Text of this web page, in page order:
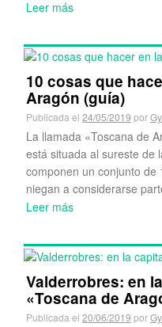
Leer más
10 cosas que
Aragón (guía)
Publicada el 24/05/2019 por
La llamada «Toscana de
está situada al sureste de
componen un conjunto de
niegan a considerarse
Leer más
Valderrobres: en
«Toscana de
Publicada el 20/06/2019 por